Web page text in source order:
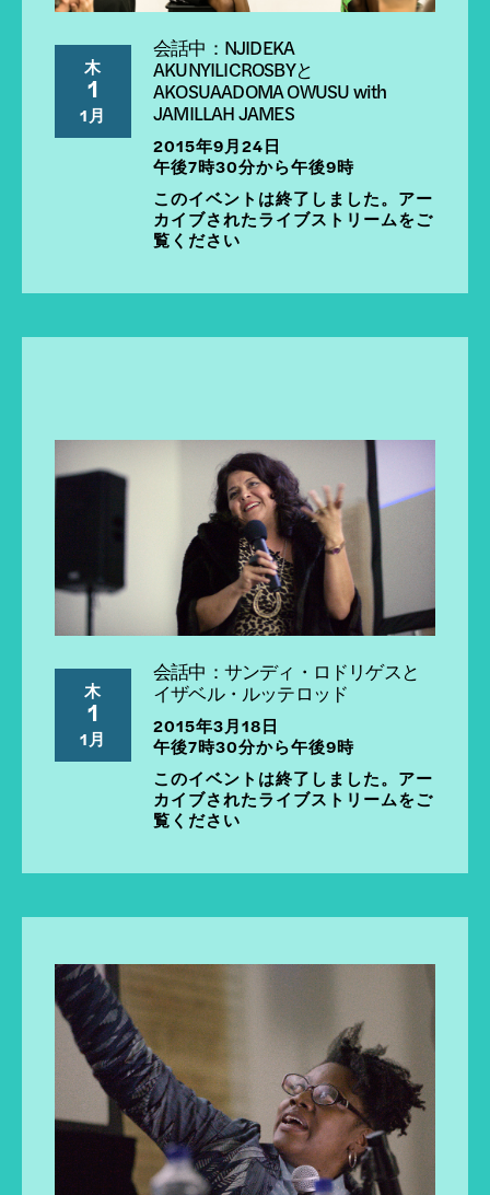
木
1
1月
会話中：NJIDEKA
AKUNYILICROSBYと
AKOSUAADOMA OWUSU with
JAMILLAH JAMES
2015年9月24日
午後7時30分から午後9時
このイベントは終了しました。アー
カイブされたライブストリームをご
覧ください
木
1
1月
会話中：サンディ・ロドリゲスと
イザベル・ルッテロッド
2015年3月18日
午後7時30分から午後9時
このイベントは終了しました。アー
カイブされたライブストリームをご
覧ください